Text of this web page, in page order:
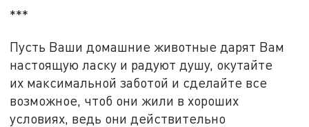
***
Пусть Ваши домашние животные дарят Вам
настоящую ласку и радуют душу, окутайте
их максимальной заботой и сделайте все
возможное, чтоб они жили в хороших
условиях, ведь они действительно